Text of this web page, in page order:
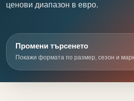
ценови диапазон в евро.
Промени търсенето
Покажи формата по размер, сезон и